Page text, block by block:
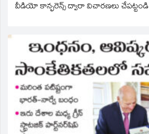
వీడియో కాన్ఫరెన్స్ ద్వారా విచారణలు చేపట్టండి